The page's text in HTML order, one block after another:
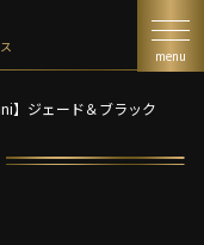
menu
】ジェード＆ブラック